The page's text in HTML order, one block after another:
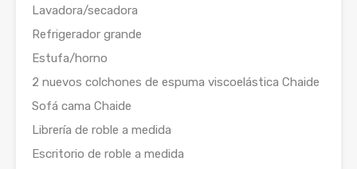
Lavadora/secadora
Refrigerador grande
Estufa/horno
2 nuevos colchones de espuma viscoelástica Chaide
Sofá cama Chaide
Librería de roble a medida
Escritorio de roble a medida